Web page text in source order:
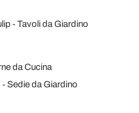
Tavoli da Giardino
da Cucina
Sedie da Giardino